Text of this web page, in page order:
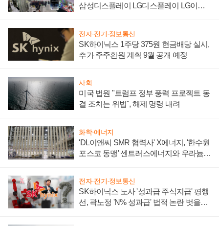
삼성디스플레이 LG디스플레이 LG이노
전자·전기·정보통신
SK하이닉스 1주당 375원 현금배당 실시,
추가 주주환원 계획 9월 공개 예정
사회
미국 법원 "트럼프 정부 풍력 프로젝트 동
결 조치는 위법", 해제 명령 내려
화학·에너지
'DL이앤씨 SMR 협력사' X에너지, '한수원
포스코 동맹' 센트러스에너지와 우라늄
전자·전기·정보통신
SK하이닉스 노사 '성과급 주식지급' 평행
선, 곽노정 'N% 성과급' 법적 논란 벗을지